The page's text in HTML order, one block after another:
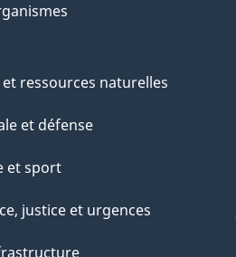
ressources naturelles
et défense
et sport
justice et urgences